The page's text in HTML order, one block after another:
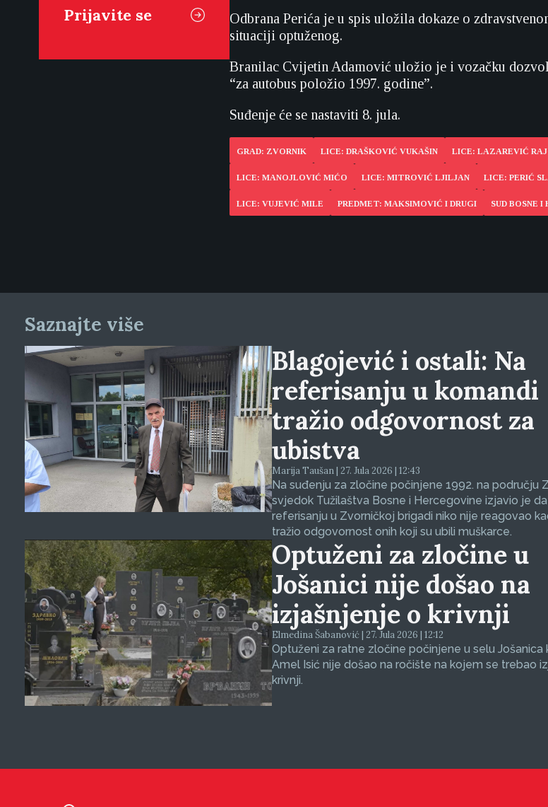
Odbrana Perića je u spis uložila dokaze o
situaciji optuženog.
Branilac Cvijetin Adamović uložio je i vozačku
“za autobus položio 1997. godine”.
Suđenje će se nastaviti 8. jula.
GRAD: ZVORNIK LICE: DRAŠKOVIĆ VUKAŠIN LICE: LAZAREVIĆ
LICE: MANOJLOVIĆ MIĆO LICE: MITROVIĆ LJILJAN LICE: PERIĆ
LICE: VUJEVIĆ MILE PREDMET: MAKSIMOVIĆ I DRUGI SUD BOSNE I
Saznajte više
Blagojević i ostali: Na
referisanju u komandi
tražio odgovornost za
ubistva
Marija Taušan | 27. Jula 2026 | 12:43
Na suđenju za zločine počinjene 1992. na području
svjedok Tužilaštva Bosne i Hercegovine izjavio je
referisanju u Zvorničkoj brigadi niko nije reagovao
tražio odgovornost onih koji su ubili muškarce.
Optuženi za zločine u
Jošanici nije došao na
izjašnjenje o krivnji
Elmedina Šabanović | 27. Jula 2026 | 12:12
Optuženi za ratne zločine počinjene u selu Jošanica
Amel Isić nije došao na ročište na kojem se trebao
krivnji.